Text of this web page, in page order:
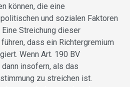
können, die eine
und sozialen Faktoren
Streichung dieser
dass ein Richtergremium
Wenn Art. 190 BV
insofern, als das
zu streichen ist.